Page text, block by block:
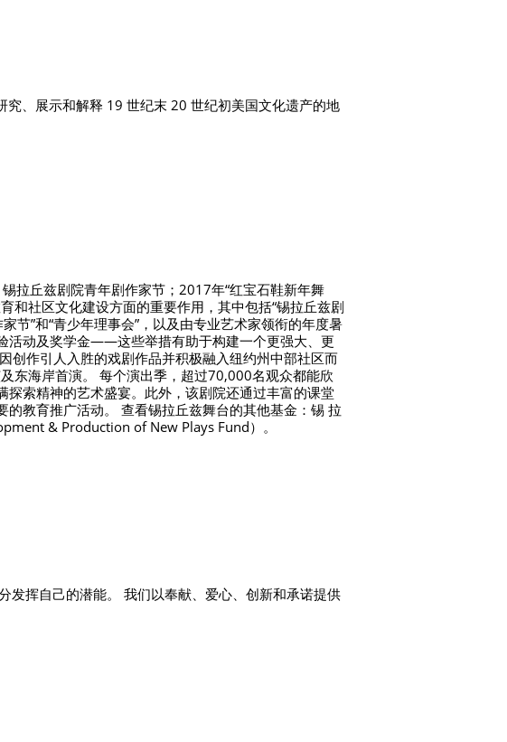
、展示和解释 19 世纪末 20 世纪初美国文化遗产的地
拉丘兹剧院青年剧作家节；2017年“红宝石鞋新年舞
和社区文化建设方面的重要作用，其中包括“锡拉丘兹剧
节”和“青少年理事会”，以及由专业艺术家领衔的年度暑
活动及奖学金——这些举措有助于构建一个更强大、更
创作引人入胜的戏剧作品并积极融入纽约州中部社区而
东海岸首演。 每个演出季，超过70,000名观众都能欣
索精神的艺术盛宴。此外，该剧院还通过丰富的课堂
教育推广活动。 查看锡拉丘兹舞台的其他基金：锡 拉
& Production of New Plays Fund）。
发挥自己的潜能。 我们以奉献、爱心、创新和承诺提供